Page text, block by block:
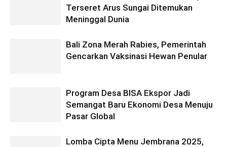
Terseret Arus Sungai Ditemukan
Meninggal Dunia
Bali Zona Merah Rabies, Pemerintah
Gencarkan Vaksinasi Hewan Penular
Program Desa BISA Ekspor Jadi
Semangat Baru Ekonomi Desa Menuju
Pasar Global
Lomba Cipta Menu Jembrana 2025,